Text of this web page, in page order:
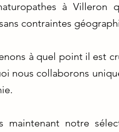
à Villeron
contraintes
à quel point il est
nous collaborons
maintenant notre